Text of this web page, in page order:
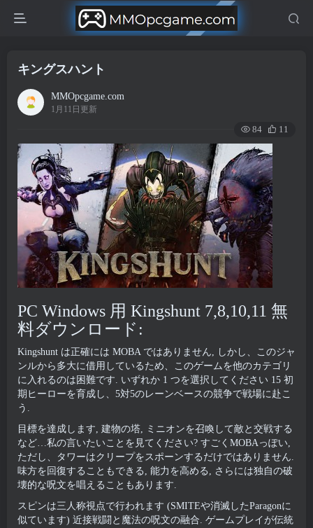
キングスハント
MMOpcgame.com
1月11日更新
84 11
PC Windows 用 Kingshunt 7,8,10,11 無
料ダウンロード:
Kingshunt は正確には MOBA ではありません, しかし、このジャ
ンルから多大に借用しているため、このゲームを他のカテゴリ
に入れるのは困難です. いずれか 1 つを選択してください 15 初
期ヒーローを育成し、5対5のレーンベースの競争で戦場に赴こ
う.
目標を達成します, 建物の塔, ミニオンを召喚して敵と交戦する
など…私の言いたいことを見てください? すごくMOBAっぽい,
ただし、タワーはクリープをスポーンするだけではありません.
味方を回復することもできる, 能力を高める, さらには独自の破
壊的な呪文を唱えることもあります.
スピンは三人称視点で行われます (SMITEや消滅したParagonに
似ています) 近接戦闘と魔法の呪文の融合. ゲームプレイが伝統